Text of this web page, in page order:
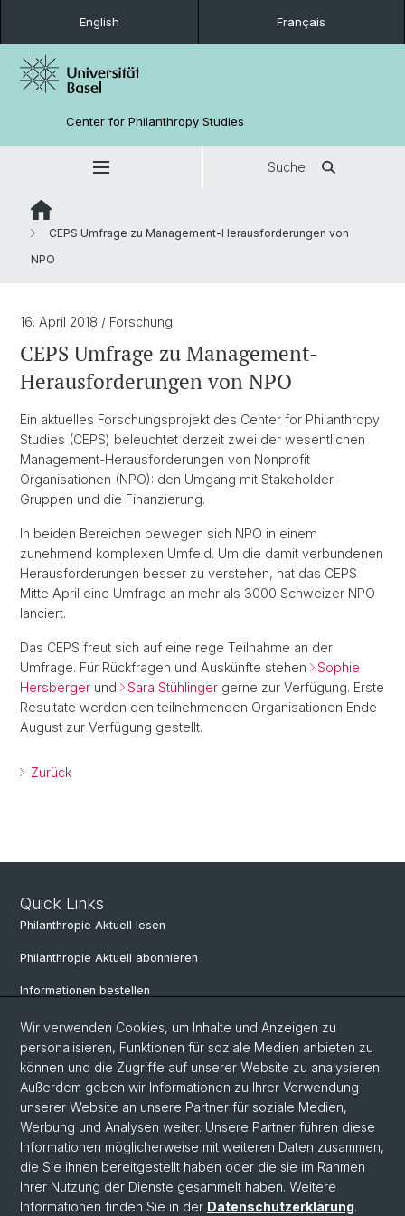
English Français
Center for Philanthropy Studies
Suche
CEPS Umfrage zu Management-Herausforderungen von
NPO
16. April 2018 / Forschung
CEPS Umfrage zu Management-
Herausforderungen von NPO
Ein aktuelles Forschungsprojekt des Center for Philanthropy
Studies (CEPS) beleuchtet derzeit zwei der wesentlichen
Management-Herausforderungen von Nonprofit
Organisationen (NPO): den Umgang mit Stakeholder-
Gruppen und die Finanzierung.
In beiden Bereichen bewegen sich NPO in einem
zunehmend komplexen Umfeld. Um die damit verbundenen
Herausforderungen besser zu verstehen, hat das CEPS
Mitte April eine Umfrage an mehr als 3000 Schweizer NPO
lanciert.
Das CEPS freut sich auf eine rege Teilnahme an der
Umfrage. Für Rückfragen und Auskünfte stehen
Sophie
Hersberger und Sara Stühlinger gerne zur Verfügung. Erste
Resultate werden den teilnehmenden Organisationen Ende
August zur Verfügung gestellt.
Zurück
Quick Links
Philanthropie Aktuell lesen
Philanthropie Aktuell abonnieren
Informationen bestellen
Weiterbildungskalender
Anmelden für Weiterbildung
Social Media
LinkedIn
Wir verwenden Cookies, um Inhalte und Anzeigen zu
personalisieren, Funktionen für soziale Medien anbieten zu
können und die Zugriffe auf unserer Website zu analysieren.
Außerdem geben wir Informationen zu Ihrer Verwendung
unserer Website an unsere Partner für soziale Medien,
Werbung und Analysen weiter. Unsere Partner führen diese
Informationen möglicherweise mit weiteren Daten zusammen,
die Sie ihnen bereitgestellt haben oder die sie im Rahmen
Ihrer Nutzung der Dienste gesammelt haben. Weitere
Informationen finden Sie in der Datenschutzerklärung.